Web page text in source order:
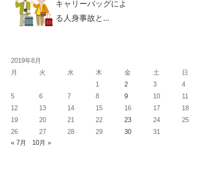
キャリーバッグによ
る人身事故と...
2019年8月
月
火 水 木 金 土
日
1
2 3
4
5
6 7 8 9 10
11
12
13 14 15 16 17
18
19
20 21 22 23 24
25
26
27 28 29 30
31
« 7月
10月 »